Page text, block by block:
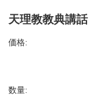
天理教教典講話
価格:
数量: